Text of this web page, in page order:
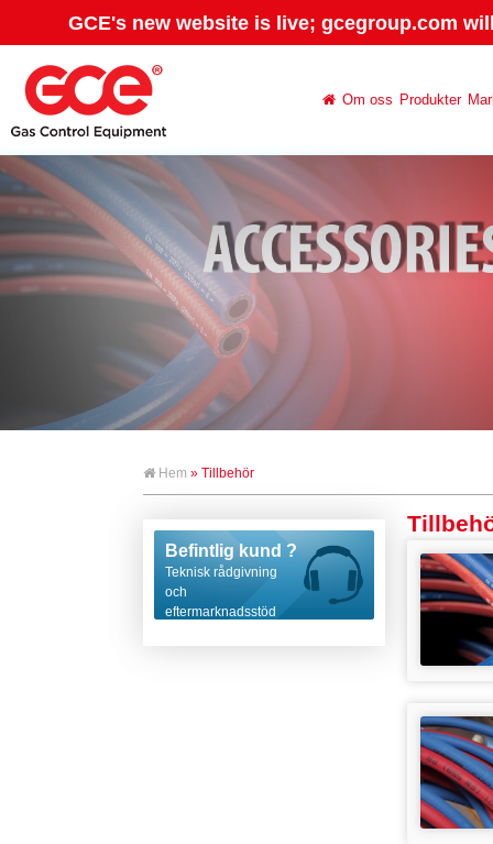
GCE's new website is live; gcegroup.com
Om oss Produkter
Hem » Tillbehör
Befintlig kund ?
Teknisk rådgivning
och
eftermarknadsstöd